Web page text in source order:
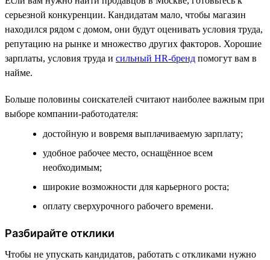
серьезной конкуренции. Кандидатам мало, чтобы магазин
находился рядом с домом, они будут оценивать условия труда,
репутацию на рынке и множество других факторов. Хорошие
зарплаты, условия труда и сильный HR-бренд помогут вам в
найме.
Больше половины соискателей считают наиболее важным при
выборе компании-работодателя:
достойную и вовремя выплачиваемую зарплату;
удобное рабочее место, оснащённое всем
необходимым;
широкие возможности для карьерного роста;
оплату сверхурочного рабочего времени.
Разбирайте отклики
Чтобы не упускать кандидатов, работать с откликами нужно